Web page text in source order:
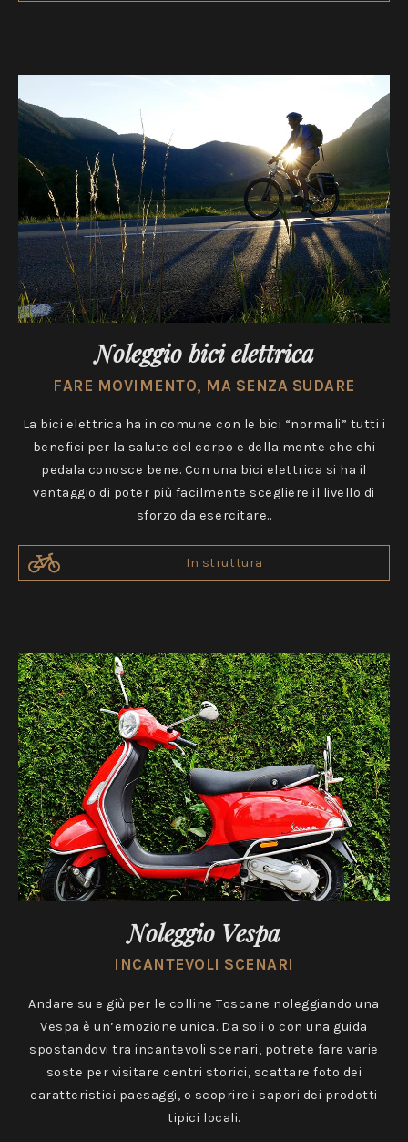
Noleggio bici elettrica
FARE MOVIMENTO, MA SENZA SUDARE
La bici elettrica ha in comune con le bici “normali” tutti i
benefici per la salute del corpo e della mente che chi
pedala conosce bene. Con una bici elettrica si ha il
vantaggio di poter più facilmente scegliere il livello di
sforzo da esercitare..
In struttura
Noleggio Vespa
INCANTEVOLI SCENARI
Andare su e giù per le colline Toscane noleggiando una
Vespa è un’emozione unica. Da soli o con una guida
spostandovi tra incantevoli scenari, potrete fare varie
soste per visitare centri storici, scattare foto dei
caratteristici paesaggi, o scoprire i sapori dei prodotti
tipici locali.